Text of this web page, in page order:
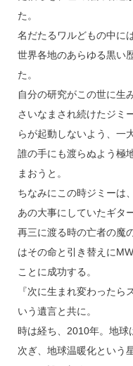
た。
名だたるワルどもの中に
世界各地のあらゆる黒い
た。
自分の研究がこの世に生
さいなまされ続けたジミ
らが起動しないよう、一
誰の手にも渡らぬよう極
まおうと。
ちなみにこの時ジミーは
あの大事にしていたギタ
再三に渡る時の亡者の魔
はその命と引き替えに
ことに成功する。
『次に生まれ変わったら
いう遺言と共に。
時は経ち、2010年。地球
次ぎ、地球温暖化という